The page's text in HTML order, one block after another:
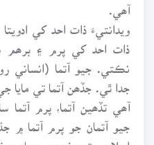
آھي.
ويدانتيءَ ذات احد کي
ذات احد کي پرم ۽ برھم
نڪتي. جيو آتما (انساني
جدا ٿي. جڏھن آتما تي مايا
آھي تڏھين آتما، پرم آتما
جيو آتمان جو پرم آتما ۾
اسلامي تصوف جي ساري